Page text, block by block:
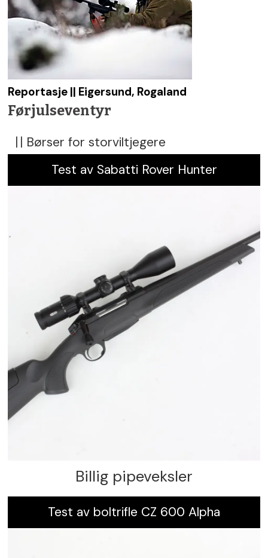
Reportasje || Eigersund, Rogaland
Førjulseventyr
|| Børser for storviltjegere
Test av Sabatti Rover Hunter
Billig pipeveksler
Test av boltrifle CZ 600 Alpha